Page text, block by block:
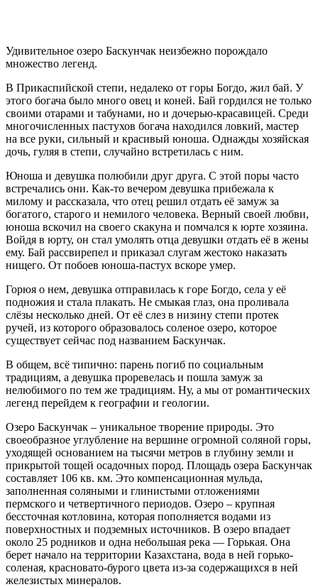
Удивительное озеро Баскунчак неизбежно порождало
множество легенд.
В Прикаспийской степи, недалеко от горы Богдо, жил бай. У
этого богача было много овец и коней. Бай гордился не только
своими отарами и табунами, но и дочерью-красавицей. Среди
многочисленных пастухов богача находился ловкий, мастер
на все руки, сильный и красивый юноша. Однажды хозяйская
дочь, гуляя в степи, случайно встретилась с ним.
Юноша и девушка полюбили друг друга. С этой поры часто
встречались они. Как-то вечером девушка прибежала к
милому и рассказала, что отец решил отдать её замуж за
богатого, старого и немилого человека. Верный своей любви,
юноша вскочил на своего скакуна и помчался к юрте хозяина.
Войдя в юрту, он стал умолять отца девушки отдать её в жены
ему. Бай рассвирепел и приказал слугам жестоко наказать
нищего. От побоев юноша-пастух вскоре умер.
Горюя о нем, девушка отправилась к горе Богдо, села у её
подножия и стала плакать. Не смыкая глаз, она проливала
слёзы несколько дней. От её слез в низину степи протек
ручей, из которого образовалось соленое озеро, которое
существует сейчас под названием Баскунчак.
В общем, всё типично: парень погиб по социальным
традициям, а девушка проревелась и пошла замуж за
нелюбимого по тем же традициям. Ну, а мы от романтических
легенд перейдем к географии и геологии.
Озеро Баскунчак – уникальное творение природы. Это
своеобразное углубление на вершине огромной соляной горы,
уходящей основанием на тысячи метров в глубину земли и
прикрытой тощей осадочных пород. Площадь озера Баскунчак
составляет 106 кв. км. Это компенсационная мульда,
заполненная соляными и глинистыми отложениями
пермского и четвертичного периодов. Озеро – крупная
бессточная котловина, которая пополняется водами из
поверхностных и подземных источников. В озеро впадает
около 25 родников и одна небольшая река — Горькая. Она
берет начало на территории Казахстана, вода в ней горько-
соленая, красновато-бурого цвета из-за содержащихся в ней
железистых минералов.